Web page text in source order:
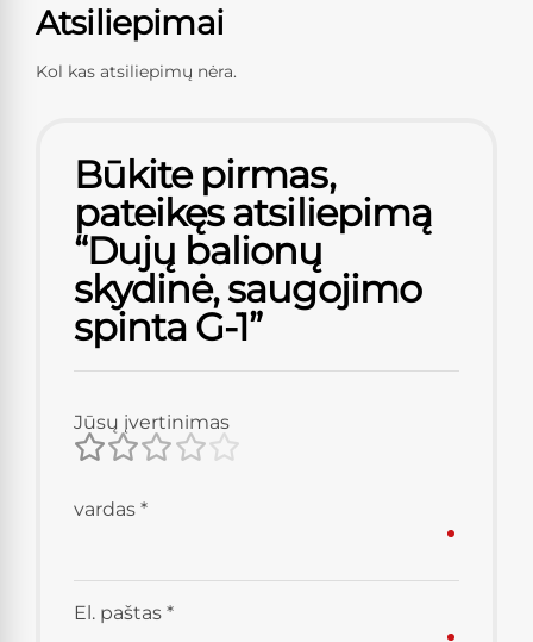
Atsiliepimai
Kol kas atsiliepimų nėra.
Būkite pirmas,
pateikęs atsiliepimą
“Dujų balionų
skydinė, saugojimo
spinta G-1”
Jūsų įvertinimas
vardas *
El. paštas *